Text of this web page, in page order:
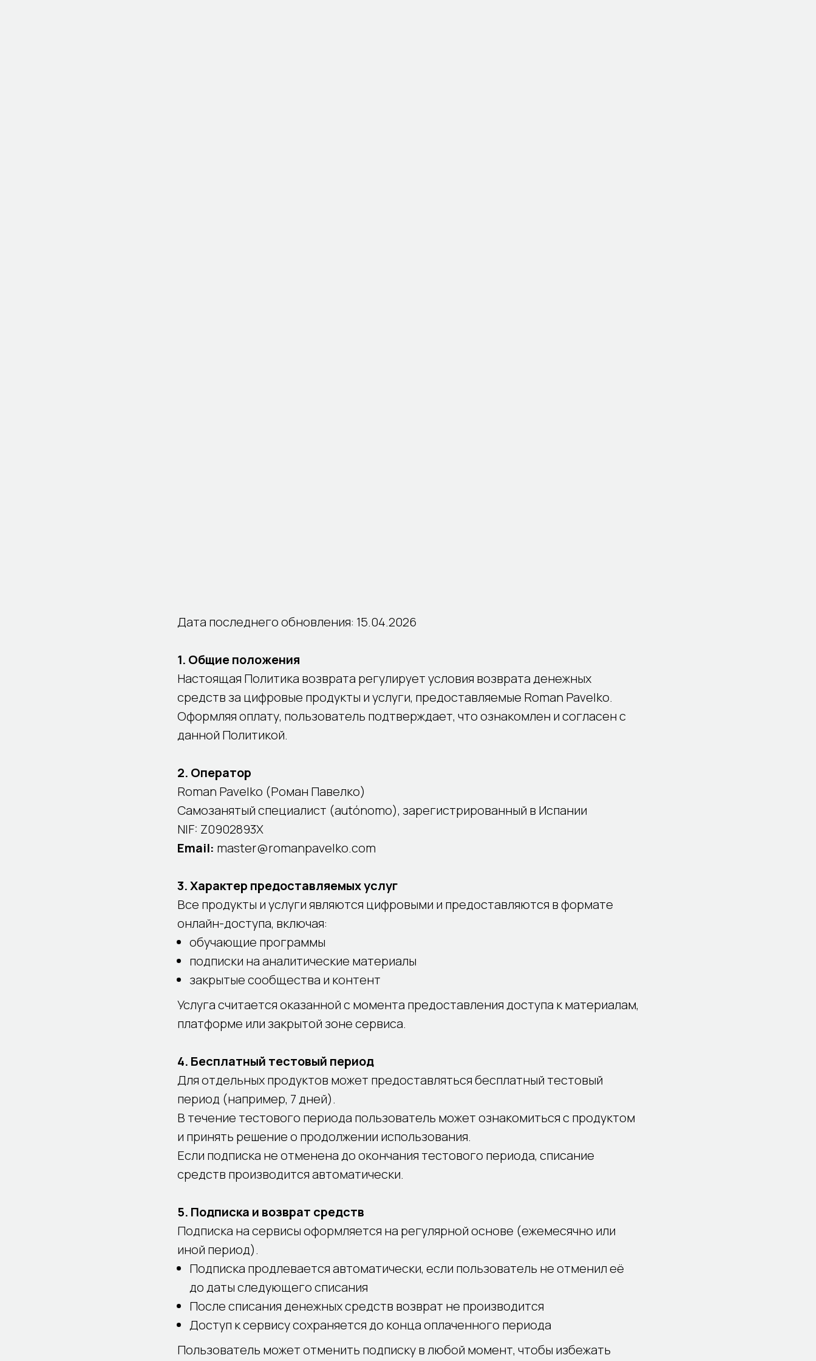
Дата последнего обновления: 15.04.2026
1. Общие положения
Настоящая Политика возврата регулирует условия возврата денежных
средств за цифровые продукты и услуги, предоставляемые Roman Pavelko.
Оформляя оплату, пользователь подтверждает, что ознакомлен и согласен с
данной Политикой.
2. Оператор
Roman Pavelko (Роман Павелко)
Самозанятый специалист (autónomo), зарегистрированный в Испании
NIF: Z0902893X
Email: master@romanpavelko.com
3. Характер предоставляемых услуг
Все продукты и услуги являются цифровыми и предоставляются в формате
онлайн-доступа, включая:
обучающие программы
подписки на аналитические материалы
закрытые сообщества и контент
Услуга считается оказанной с момента предоставления доступа к материалам,
платформе или закрытой зоне сервиса.
4. Бесплатный тестовый период
Для отдельных продуктов может предоставляться бесплатный тестовый
период (например, 7 дней).
В течение тестового периода пользователь может ознакомиться с продуктом
и принять решение о продолжении использования.
Если подписка не отменена до окончания тестового периода, списание
средств производится автоматически.
5. Подписка и возврат средств
Подписка на сервисы оформляется на регулярной основе (ежемесячно или
иной период).
Подписка продлевается автоматически, если пользователь не отменил её
до даты следующего списания
После списания денежных средств возврат не производится
Доступ к сервису сохраняется до конца оплаченного периода
Пользователь может отменить подписку в любой момент, чтобы избежать